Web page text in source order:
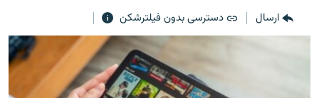
گزارش‌های تصویریزنان فردا
ارسال
دسترسی بدون فیلترشکن